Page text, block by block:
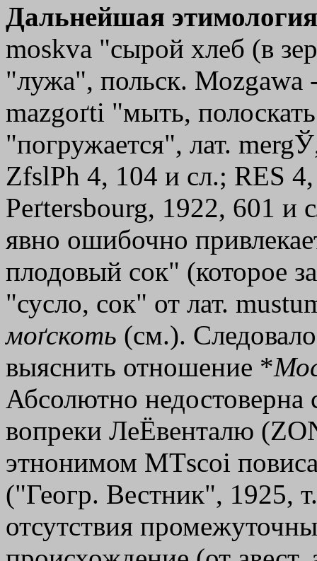
Дальнейшая
moskva "сырой хлеб (в
"лужа", польск. Моzgаwа
mazgoґti "мыть,
"погружается", лат.
ZfslPh 4, 104 и сл.; RЕS
Peґtersbourg, 1922, 601
явно ошибочно
плодовый сок" (которое
"сусло, сок" от лат.
моґскоть (см.).
выяснить отношение *
Абсолютно недостоверна
вопреки ЛеЁвенталю
этнонимом MТscoi
("Геогр. Вестник", 1925,
отсутствия